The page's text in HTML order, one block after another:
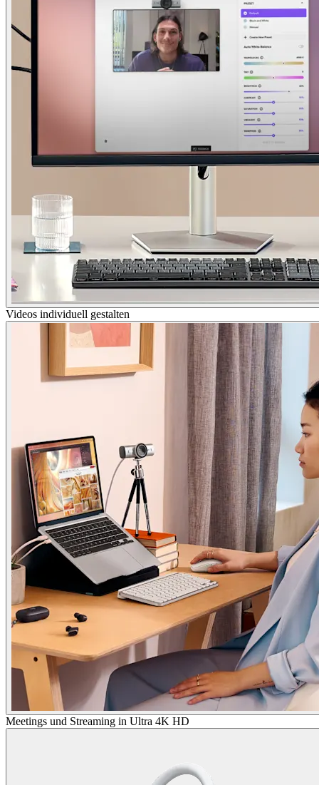
Videos individuell gestalten
Meetings und Streaming in Ultra 4K HD